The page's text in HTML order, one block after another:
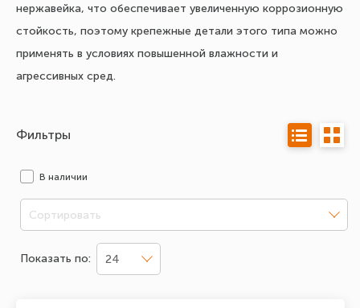
нержавейка, что обеспечивает увеличенную коррозионную
стойкость, поэтому крепежные детали этого типа можно
применять в условиях повышенной влажности и
агрессивных сред.
Фильтры
В наличии
Сортировать
Показать по: 24